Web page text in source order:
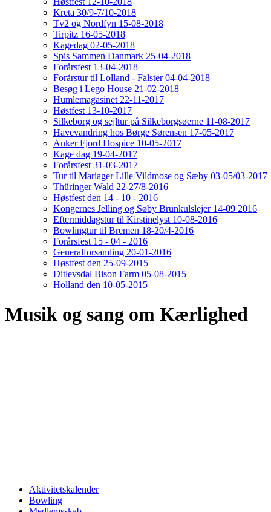
Kreta 30/9-7/10-2018
Tv2 og Nordfyn 15-08-2018
Tirpitz 16-05-2018
Kagedag 02-05-2018
Spis Sammen Danmark 25-04-2018
Forårsfest 13-04-2018
Forårstur til Lolland - Falster 04-04-2018
Besøg i Lego House 21-02-2018
Humlemagasinet 22-11-2017
Høstfest 13-10-2017
Silkeborg og sejltur på Silkeborgsøerne 11-08-2017
Havevandring hos Børge Sørensen 17-05-2017
Anker Fjord Hospice 10-05-2017
Kage dag 19-04-2017
Forårsfest 31-03-2017
Tur til Mariager Lille Vildmose og Sæby 03-05/03-2017
Thüringer Wald 22-27/8-2016
Høstfest den 14 - 10 - 2016
Kongernes Jelling og Søby Brunkulslejer 14-09 2016
Eftermiddagstur til Kirstinelyst 10-08-2016
Bowlingtur til Bremen 18-20/4-2016
Forårsfest 15 - 04 - 2016
Generalforsamling 20-01-2016
Høstfest den 25-09-2015
Ditlevsdal Bison Farm 05-08-2015
Holland den 10-05-2015
Musik og sang om Kærlighed
Aktivitetskalender
Bowling